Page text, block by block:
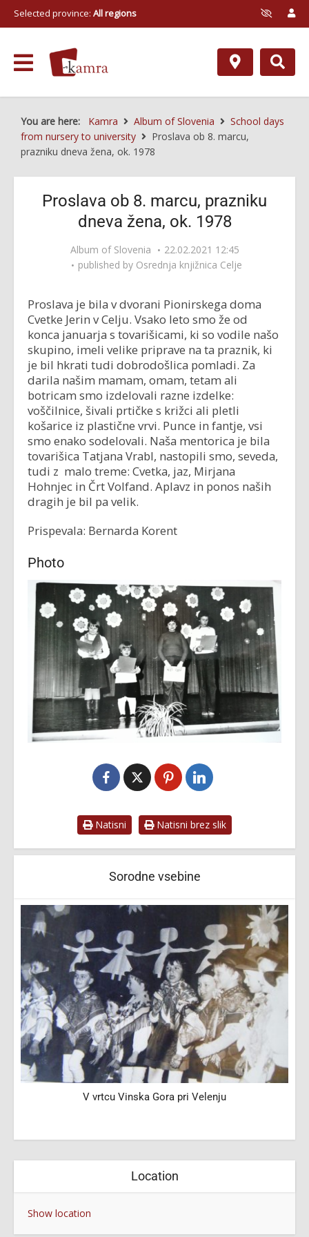
Selected province: All regions
You are here: Kamra Album of Slovenia
School days
from nursery to university
Proslava ob 8. marcu,
prazniku dneva žena, ok. 1978
Proslava ob 8. marcu, prazniku
dneva žena, ok. 1978
Album of Slovenia
22.02.2021 12:45
published by Osrednja knjižnica Celje
Proslava je bila v dvorani Pionirskega doma
Cvetke Jerin v Celju. Vsako leto smo že od
konca januarja s tovarišicami, ki so vodile našo
skupino, imeli velike priprave na ta praznik, ki
je bil hkrati tudi dobrodošlica pomladi. Za
darila našim mamam, omam, tetam ali
botricam smo izdelovali razne izdelke:
voščilnice, šivali prtičke s križci ali pletli
košarice iz plastične vrvi. Punce in fantje, vsi
smo enako sodelovali. Naša mentorica je bila
tovarišica Tatjana Vrabl, nastopili smo, seveda,
tudi z malo treme: Cvetka, jaz, Mirjana
Hohnjec in Črt Volfand. Aplavz in ponos naših
dragih je bil pa velik.
Prispevala: Bernarda Korent
Photo
Natisni Natisni brez slik
Sorodne vsebine
V vrtcu Vinska Gora pri Velenju
Location
Show location